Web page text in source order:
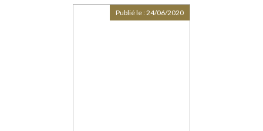
Publié le :24/06/2020